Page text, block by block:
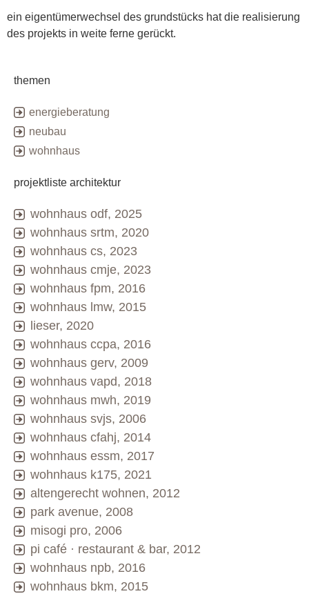
themen
energieberatung
neubau
wohnhaus
projektliste architektur
wohnhaus odf, 2025
wohnhaus srtm, 2020
wohnhaus cs, 2023
wohnhaus cmje, 2023
wohnhaus fpm, 2016
wohnhaus lmw, 2015
lieser, 2020
wohnhaus ccpa, 2016
wohnhaus gerv, 2009
wohnhaus vapd, 2018
wohnhaus mwh, 2019
wohnhaus svjs, 2006
wohnhaus cfahj, 2014
wohnhaus essm, 2017
wohnhaus k175, 2021
altengerecht wohnen, 2012
park avenue, 2008
misogi pro, 2006
pi café · restaurant & bar, 2012
wohnhaus npb, 2016
wohnhaus bkm, 2015
ein eigentümerwechsel des grundstücks hat die realisierung
des projekts in weite ferne gerückt.